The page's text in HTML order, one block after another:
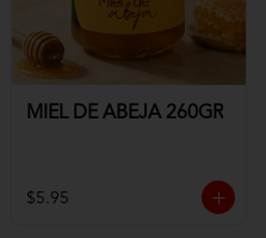
MIEL DE ABEJA 260GR
$5.95